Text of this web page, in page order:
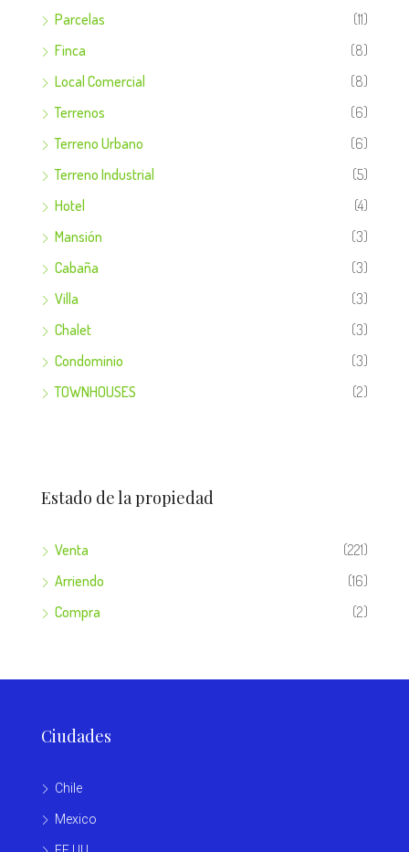
Parcelas
(11)
Finca
(8)
Local Comercial
(8)
Terrenos
(6)
Terreno Urbano
(6)
Terreno Industrial
(5)
Hotel
(4)
Mansión
(3)
Cabaña
(3)
Villa
(3)
Chalet
(3)
Condominio
(3)
TOWNHOUSES
(2)
Estado de la propiedad
Venta
(221)
Arriendo
(16)
Compra
(2)
Ciudades
Chile
Mexico